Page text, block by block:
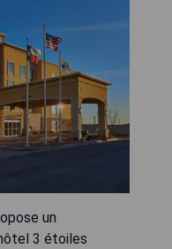
un
3 étoiles